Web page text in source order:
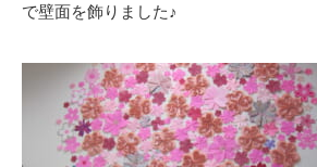
で壁面を飾りました♪